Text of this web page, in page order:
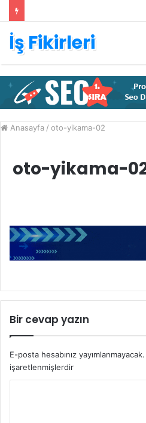
İş Fikirleri
Anasayfa / oto-yikama-02
oto-yikama-
Bir cevap yazın
E-posta hesabınız yayımlanmayacak.
işaretlenmişlerdir